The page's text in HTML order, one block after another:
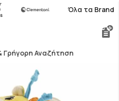
Όλα τα Brand
Αναζήτηση